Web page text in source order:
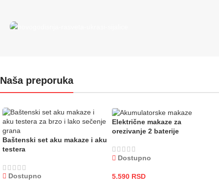
pogledaj ponudu
Naša preporuka
Baštenski set aku makaze i aku
testera
Dostupno
Električne makaze za
orezivanje 2 baterije
Dostupno
5.590 RSD